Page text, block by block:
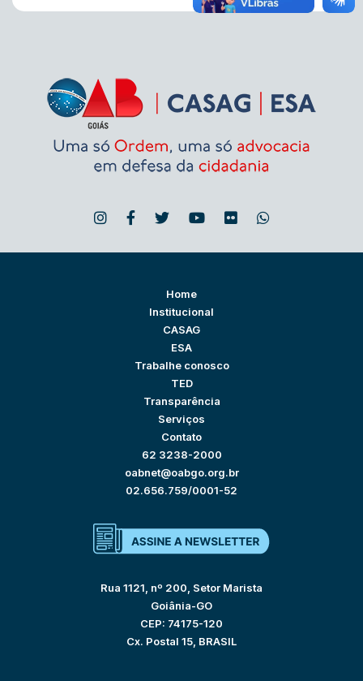
Home
Institucional
CASAG
ESA
Trabalhe conosco
TED
Transparência
Serviços
Contato
62 3238-2000
oabnet@oabgo.org.br
02.656.759/0001-52
Rua 1121, nº 200, Setor Marista
Goiânia-GO
CEP: 74175-120
Cx. Postal 15, BRASIL